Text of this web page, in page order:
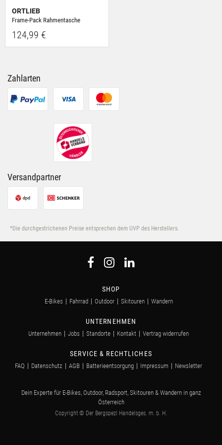
ORTLIEB
Frame-Pack Rahmentasche
124,99 €
Zahlarten
Versandpartner
*Die durchgestrichenen Preise entsprechen dem UVP des Herstellers.
SHOP
E-Bikes Fahrrad Outdoor Skitouren Wandern
UNTERNEHMEN
Unternehmen Jobs Standorte Kontakt Vertrag widerrufen
SERVICE & RECHTLICHES
FAQ Datenschutz AGB Batterieentsorgung Impressum Newsletter
Dein Experte für E-Bikes, Outdoor, Radsport, Skitouren & Wandern in ganz
Österreich
Copyright © Der Bergspezl Handelsges. m. b. H.